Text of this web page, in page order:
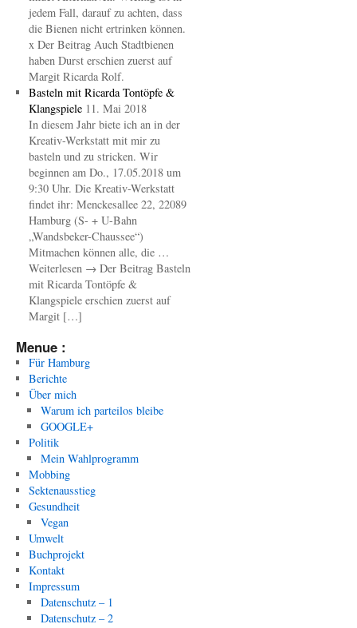
jedem Fall, darauf zu achten, dass
die Bienen nicht ertrinken können.
x Der Beitrag Auch Stadtbienen
haben Durst erschien zuerst auf
Margit Ricarda Rolf.
Basteln mit Ricarda Tontöpfe &
Klangspiele 11. Mai 2018
In diesem Jahr biete ich an in der
Kreativ-Werkstatt mit mir zu
basteln und zu stricken. Wir
beginnen am Do., 17.05.2018 um
9:30 Uhr. Die Kreativ-Werkstatt
findet ihr: Menckesallee 22, 22089
Hamburg (S- + U-Bahn
„Wandsbeker-Chaussee“)
Mitmachen können alle, die …
Weiterlesen → Der Beitrag Basteln
mit Ricarda Tontöpfe &
Klangspiele erschien zuerst auf
Margit […]
Menue :
Für Hamburg
Berichte
Über mich
Warum ich parteilos bleibe
GOOGLE+
Politik
Mein Wahlprogramm
Mobbing
Sektenausstieg
Gesundheit
Vegan
Umwelt
Buchprojekt
Kontakt
Impressum
Datenschutz – 1
Datenschutz – 2